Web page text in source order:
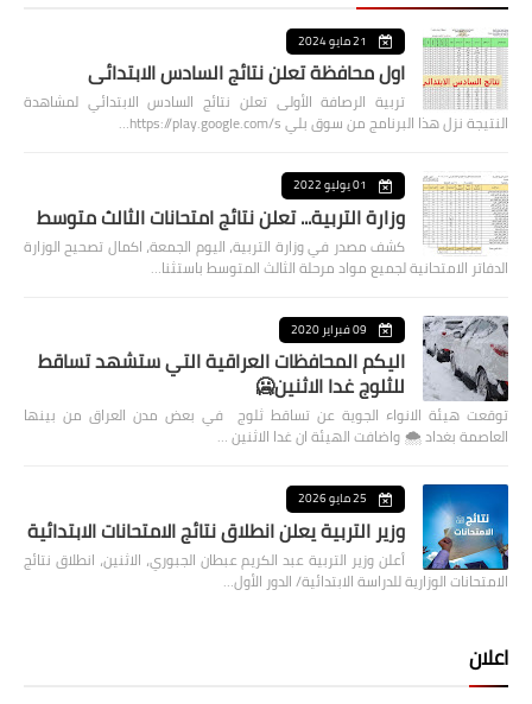
21 مايو 2024
اول محافظة تعلن نتائج السادس الابتدائي
تربية الرصافة الأولى تعلن نتائج السادس الابتدائي لمشاهدة
النتيجة نزل هذا البرنامج من سوق بلي https://play.google.com/s…
01 يوليو 2022
وزارة التربية... تعلن نتائج امتحانات الثالث متوسط
كشف مصدر في وزارة التربية، اليوم الجمعة، اكمال تصحيح الوزارة
الدفاتر الامتحانية لجميع مواد مرحلة الثالث المتوسط باستثنا…
09 فبراير 2020
اليكم المحافظات العراقية التي ستشهد تساقط
للثلوج غدا الاثنين🥶
توقعت هيئة الانواء الجوية عن تساقط ثلوج في بعض مدن العراق من بينها
العاصمة بغداد ⁦🌨️⁩ واضافت الهيئة ان غدا الاثنين …
25 مايو 2026
وزير التربية يعلن انطلاق نتائج الامتحانات الابتدائية
أعلن وزير التربية عبد الكريم عبطان الجبوري، الاثنين، انطلاق نتائج
الامتحانات الوزارية للدراسة الابتدائية/ الدور الأول…
اعلان